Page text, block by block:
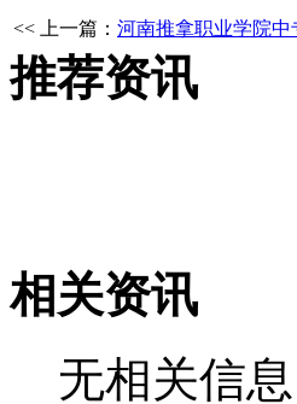
<< 上一篇： 河南推拿职业学院
推荐资讯
相关资讯
无相关信息